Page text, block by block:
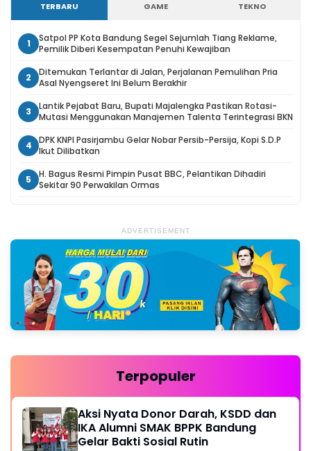
TERBARU GAME TEKNO
1
Satpol PP Kota Bandung Segel Sejumlah Tiang Reklame,
Pemilik Diberi Kesempatan Penuhi Kewajiban
2
Ditemukan Terlantar di Jalan, Perjalanan Pemulihan Pria
Asal Nyengseret Ini Belum Berakhir
3
Lantik Pejabat Baru, Bupati Majalengka Pastikan Rotasi-
Mutasi Menggunakan Manajemen Talenta Terintegrasi BKN
4
DPK KNPI Pasirjambu Gelar Nobar Persib-Persija, Kopi S.D.P
Ikut Dilibatkan
5
H. Bagus Resmi Pimpin Pusat BBC, Pelantikan Dihadiri
Sekitar 90 Perwakilan Ormas
ADVERTISEMENT
Terpopuler
Aksi Nyata Donor Darah, KSDD dan
IKA Alumni SMAK BPPK Bandung
Gelar Bakti Sosial Rutin